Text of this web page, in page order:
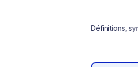
Définitions,